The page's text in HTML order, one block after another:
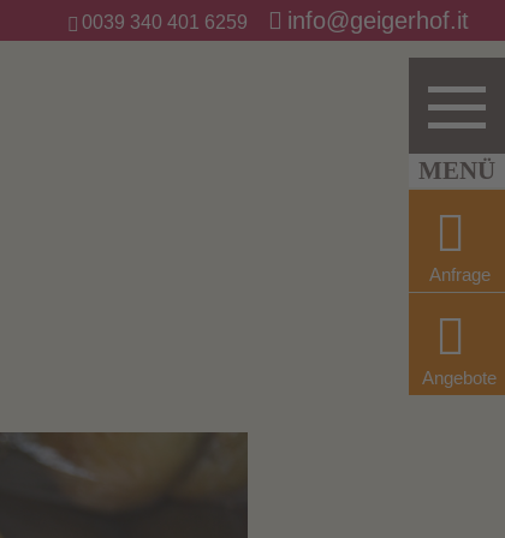
Anfrage
Angebote
0039 340 401 6259 info@geigerhof.it